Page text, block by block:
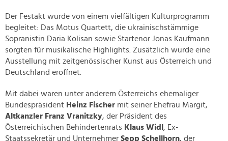
Der Festakt wurde von einem vielfältigen Kulturprogramm
begleitet: Das Motus Quartett, die ukrainischstämmige
Sopranistin Daria Kolisan sowie Startenor Jonas Kaufmann
sorgten für musikalische Highlights. Zusätzlich wurde eine
Ausstellung mit zeitgenössischer Kunst aus Österreich und
Deutschland eröffnet.
Mit dabei waren unter anderem Österreichs ehemaliger
Bundespräsident Heinz Fischer mit seiner Ehefrau Margit,
Altkanzler Franz Vranitzky, der Präsident des
Österreichischen Behindertenrats Klaus Widl , Ex-
Staatssekretär und Unternehmer Sepp Schellhorn, der